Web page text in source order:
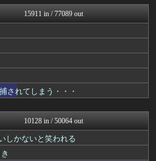
哲学ニュースnwk
キニ速
筋肉速報
【2ch】ニュー速クオリテ...
バズッター速報
キニ速
NEWSぽけまとめーる
まとめCUP
りぷらい速報
VIPPER速報
15911 in / 77089 out
されてしまう・・・
10128 in / 50064 out
しかないと笑われる